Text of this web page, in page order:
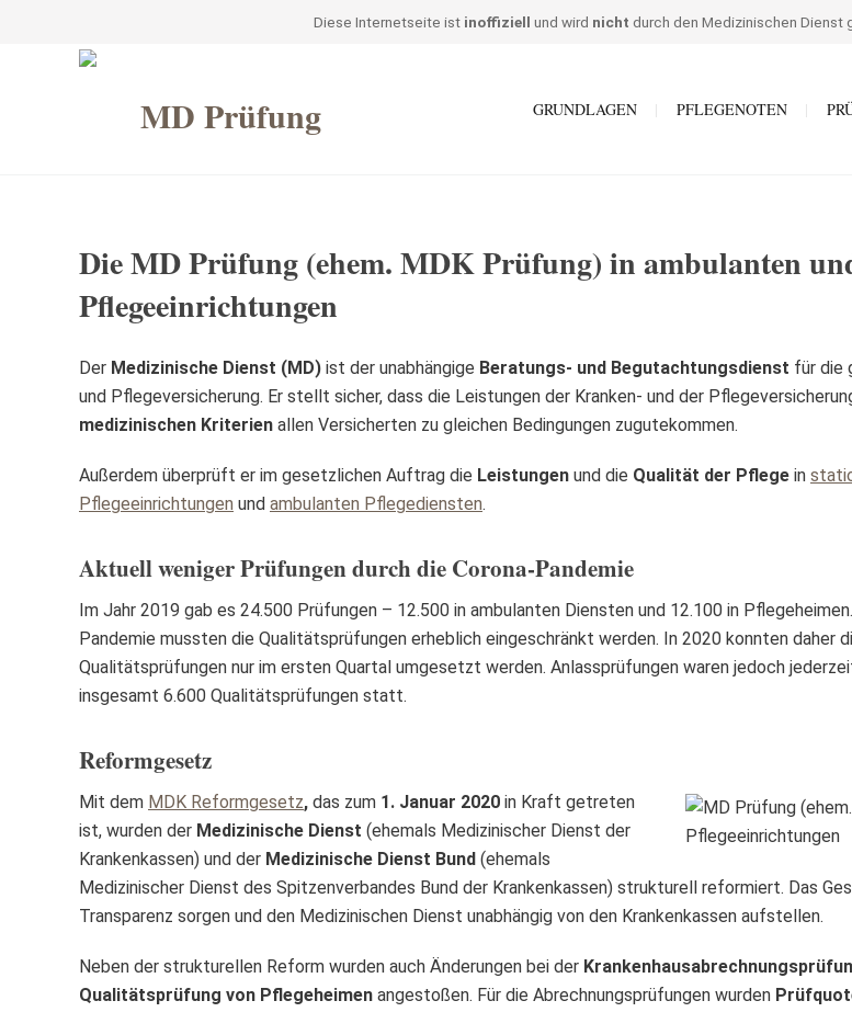
Diese Internetseite ist inoffiziell und wird nicht durch den Medizinischen Dienst
GRUNDLAGEN PFLEGENOTEN
Die MD Prüfung (ehem. MDK Prüfung) in ambulanten
Pflegeeinrichtungen
Der Medizinische Dienst (MD) ist der unabhängige Beratungs- und Begutachtungsdienst für die
und Pflegeversicherung. Er stellt sicher, dass die Leistungen der Kranken- und der
medizinischen Kriterien allen Versicherten zu gleichen Bedingungen zugutekommen.
Außerdem überprüft er im gesetzlichen Auftrag die Leistungen und die Qualität der Pflege in
Pflegeeinrichtungen und ambulanten Pflegediensten.
Aktuell weniger Prüfungen durch die Corona-Pandemie
Im Jahr 2019 gab es 24.500 Prüfungen – 12.500 in ambulanten Diensten und 12.100 in
Pandemie mussten die Qualitätsprüfungen erheblich eingeschränkt werden. In 2020 konnten daher
Qualitätsprüfungen nur im ersten Quartal umgesetzt werden. Anlassprüfungen waren jedoch
insgesamt 6.600 Qualitätsprüfungen statt.
Reformgesetz
Mit dem MDK Reformgesetz, das zum 1. Januar 2020 in Kraft getreten
ist, wurden der Medizinische Dienst (ehemals Medizinischer Dienst der
Krankenkassen) und der Medizinische Dienst Bund (ehemals
Medizinischer Dienst des Spitzenverbandes Bund der Krankenkassen) strukturell reformiert. Das
Transparenz sorgen und den Medizinischen Dienst unabhängig von den Krankenkassen aufstellen.
Neben der strukturellen Reform wurden auch Änderungen bei der
Qualitätsprüfung von Pflegeheimen angestoßen. Für die Abrechnungsprüfungen wurden